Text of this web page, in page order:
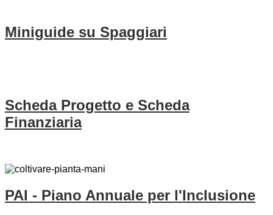
Miniguide su Spaggiari
Scheda Progetto e Scheda
Finanziaria
PAI - Piano Annuale per l'Inclusione